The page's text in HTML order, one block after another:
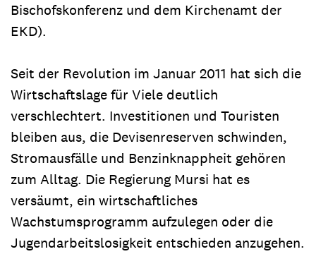
Bischofskonferenz und dem Kirchenamt der
EKD).
Seit der Revolution im Januar 2011 hat sich die
Wirtschaftslage für Viele deutlich
verschlechtert. Investitionen und Touristen
bleiben aus, die Devisenreserven schwinden,
Stromausfälle und Benzinknappheit gehören
zum Alltag. Die Regierung Mursi hat es
versäumt, ein wirtschaftliches
Wachstumsprogramm aufzulegen oder die
Jugendarbeitslosigkeit entschieden anzugehen.